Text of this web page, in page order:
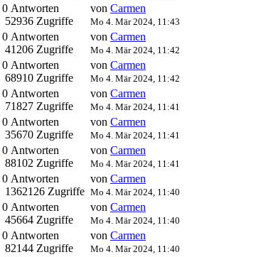
0 Antworten
52936 Zugriffe
von Carmen
Mo 4. Mär 2024, 11:43
0 Antworten
41206 Zugriffe
von Carmen
Mo 4. Mär 2024, 11:42
0 Antworten
68910 Zugriffe
von Carmen
Mo 4. Mär 2024, 11:42
0 Antworten
71827 Zugriffe
von Carmen
Mo 4. Mär 2024, 11:41
0 Antworten
35670 Zugriffe
von Carmen
Mo 4. Mär 2024, 11:41
0 Antworten
88102 Zugriffe
von Carmen
Mo 4. Mär 2024, 11:41
0 Antworten
1362126 Zugriffe
von Carmen
Mo 4. Mär 2024, 11:40
0 Antworten
45664 Zugriffe
von Carmen
Mo 4. Mär 2024, 11:40
0 Antworten
82144 Zugriffe
von Carmen
Mo 4. Mär 2024, 11:40